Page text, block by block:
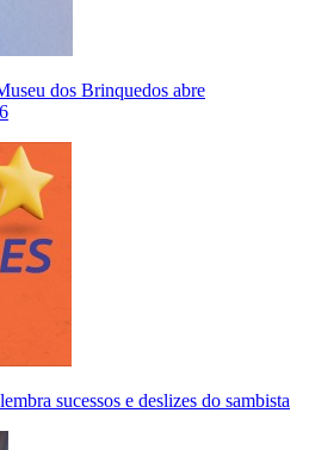
dos Brinquedos abre
sucessos e deslizes do sambista